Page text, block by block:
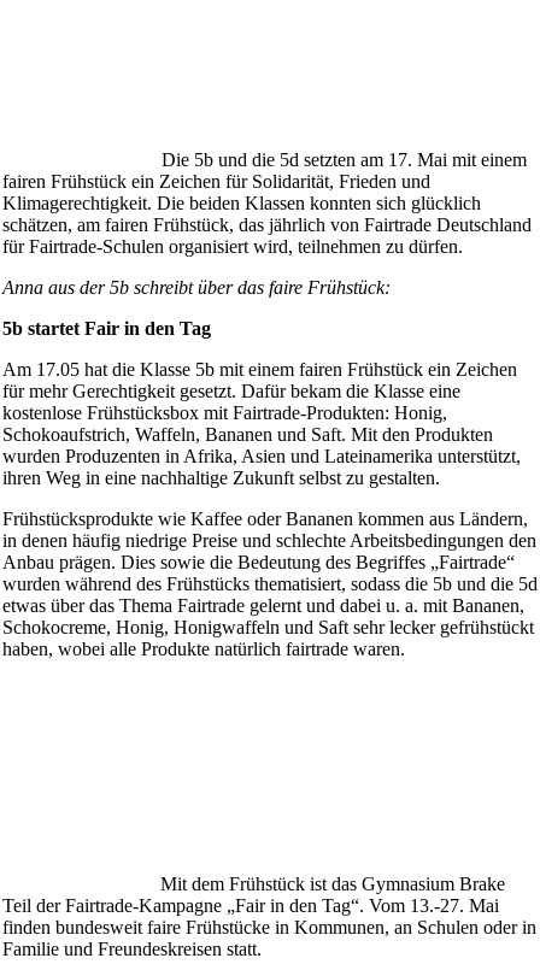
Die 5b und die 5d setzten am 17. Mai mit einem
fairen Frühstück ein Zeichen für Solidarität, Frieden und
Klimagerechtigkeit. Die beiden Klassen konnten sich glücklich
schätzen, am fairen Frühstück, das jährlich von Fairtrade Deutschland
für Fairtrade-Schulen organisiert wird, teilnehmen zu dürfen.
Anna aus der 5b schreibt über das faire Frühstück:
5b startet Fair in den Tag
Am 17.05 hat die Klasse 5b mit einem fairen Frühstück ein Zeichen
für mehr Gerechtigkeit gesetzt. Dafür bekam die Klasse eine
kostenlose Frühstücksbox mit Fairtrade-Produkten: Honig,
Schokoaufstrich, Waffeln, Bananen und Saft. Mit den Produkten
wurden Produzenten in Afrika, Asien und Lateinamerika unterstützt,
ihren Weg in eine nachhaltige Zukunft selbst zu gestalten.
Frühstücksprodukte wie Kaffee oder Bananen kommen aus Ländern,
in denen häufig niedrige Preise und schlechte Arbeitsbedingungen den
Anbau prägen. Dies sowie die Bedeutung des Begriffes „Fairtrade“
wurden während des Frühstücks thematisiert, sodass die 5b und die 5d
etwas über das Thema Fairtrade gelernt und dabei u. a. mit Bananen,
Schokocreme, Honig, Honigwaffeln und Saft sehr lecker gefrühstückt
haben, wobei alle Produkte natürlich fairtrade waren.
Mit dem Frühstück ist das Gymnasium Brake
Teil der Fairtrade-Kampagne „Fair in den Tag“. Vom 13.-27. Mai
finden bundesweit faire Frühstücke in Kommunen, an Schulen oder in
Familie und Freundeskreisen statt.